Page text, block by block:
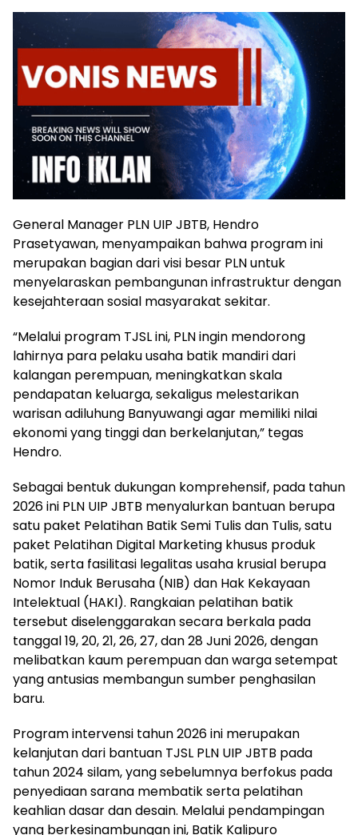
General Manager PLN UIP JBTB, Hendro
Prasetyawan, menyampaikan bahwa program ini
merupakan bagian dari visi besar PLN untuk
menyelaraskan pembangunan infrastruktur dengan
kesejahteraan sosial masyarakat sekitar.
“Melalui program TJSL ini, PLN ingin mendorong
lahirnya para pelaku usaha batik mandiri dari
kalangan perempuan, meningkatkan skala
pendapatan keluarga, sekaligus melestarikan
warisan adiluhung Banyuwangi agar memiliki nilai
ekonomi yang tinggi dan berkelanjutan,” tegas
Hendro.
Sebagai bentuk dukungan komprehensif, pada tahun
2026 ini PLN UIP JBTB menyalurkan bantuan berupa
satu paket Pelatihan Batik Semi Tulis dan Tulis, satu
paket Pelatihan Digital Marketing khusus produk
batik, serta fasilitasi legalitas usaha krusial berupa
Nomor Induk Berusaha (NIB) dan Hak Kekayaan
Intelektual (HAKI). Rangkaian pelatihan batik
tersebut diselenggarakan secara berkala pada
tanggal 19, 20, 21, 26, 27, dan 28 Juni 2026, dengan
melibatkan kaum perempuan dan warga setempat
yang antusias membangun sumber penghasilan
baru.
Program intervensi tahun 2026 ini merupakan
kelanjutan dari bantuan TJSL PLN UIP JBTB pada
tahun 2024 silam, yang sebelumnya berfokus pada
penyediaan sarana membatik serta pelatihan
keahlian dasar dan desain. Melalui pendampingan
yang berkesinambungan ini, Batik Kalipuro